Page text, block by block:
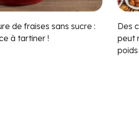
de fraises sans sucre :
à tartiner !
Des
peut
poids